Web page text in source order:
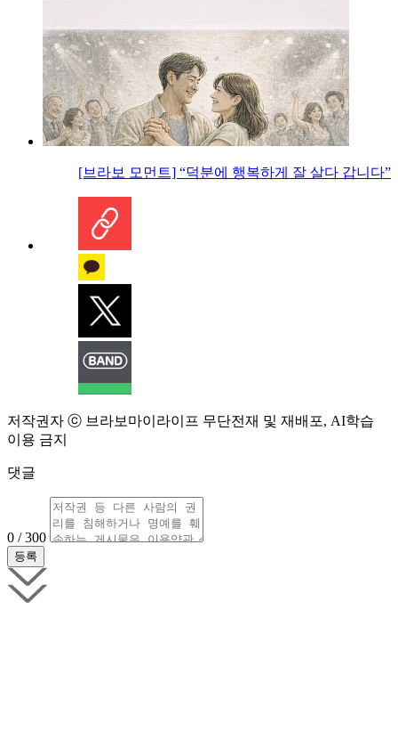
[브라보 모먼트] “덕분에 행복하게 잘 살다 갑니다”
저작권자 ⓒ 브라보마이라이프 무단전재 및 재배포, AI학습
이용 금지
댓글
0 / 300